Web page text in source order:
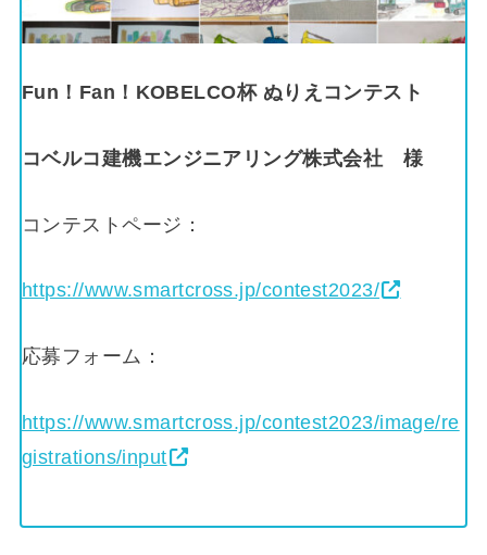
Fun！Fan！KOBELCO杯 ぬりえコンテスト
コベルコ建機エンジニアリング株式会社 様
コンテストページ：
https://www.smartcross.jp/contest2023/
応募フォーム：
https://www.smartcross.jp/contest2023/image/re
gistrations/input